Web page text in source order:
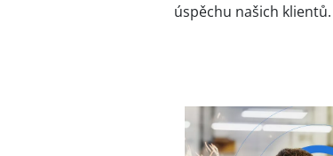
úspěchu našich